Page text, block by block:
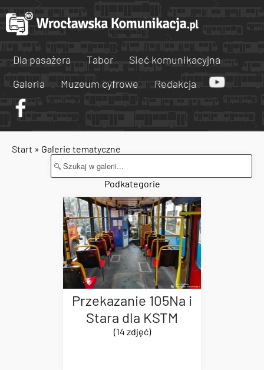
Dla pasażera Tabor
Sieć komunikacyjna
Galeria
Muzeum cyfrowe Redakcja
Start » Galerie tematyczne
Podkategorie
Przekazanie 105Na i
Stara dla KSTM
(14 zdjęć)